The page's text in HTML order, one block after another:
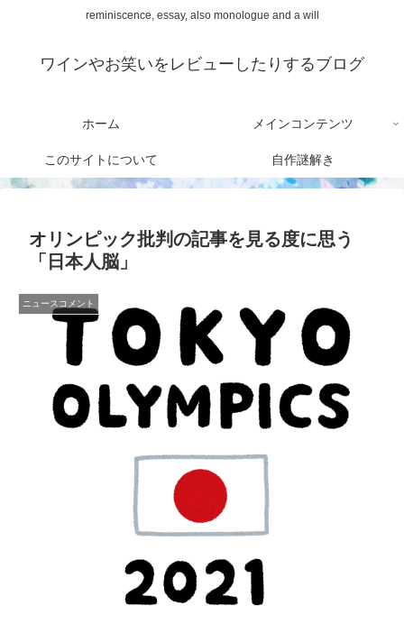
reminiscence, essay, also monologue and a will
ワインやお笑いをレビューしたりするブログ
ホーム メインコンテンツ
このサイトについて 自作謎解き
オリンピック批判の記事を見る度に思う
「日本人脳」
ニュースコメント